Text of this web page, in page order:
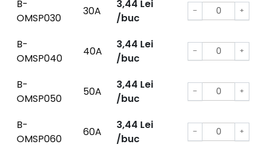
B-
OMSP030
30A
3,44 Lei
/buc
− +
B-
OMSP040
40A
3,44 Lei
/buc
− +
B-
OMSP050
50A
3,44 Lei
/buc
− +
B-
OMSP060
60A
3,44 Lei
/buc
− +